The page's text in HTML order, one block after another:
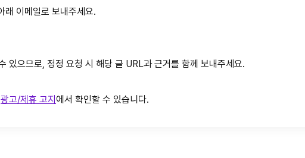
래 이메일로 보내주세요.
있으므로, 정정 요청 시 해당 글 URL과 근거를 함께 보내주세요.
광고/제휴 고지에서 확인할 수 있습니다.